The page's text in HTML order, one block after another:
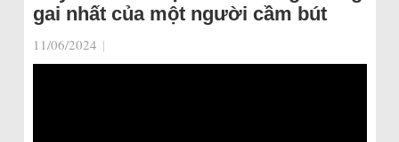
gai nhất của một người cầm bút
11/06/2024 |